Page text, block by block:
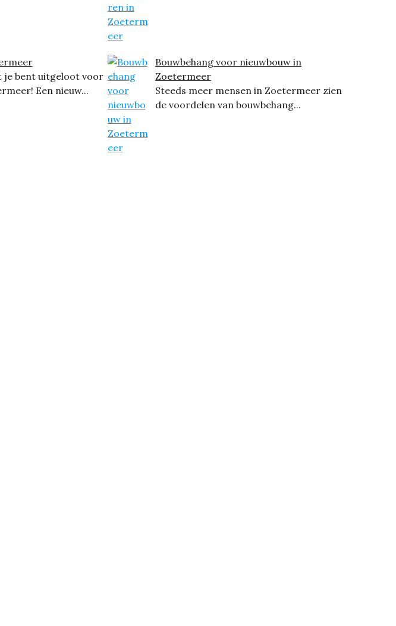
je bent uitgeloot voor
Een nieuw...
Bouwbehang voor nieuwbouw in
Zoetermeer
Steeds meer mensen in Zoetermeer zien
de voordelen van bouwbehang...